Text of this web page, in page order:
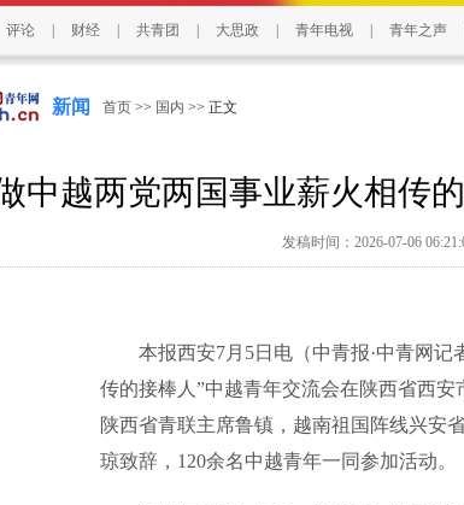
评论 财经 共青团 大思政 青年电视 青年之声
新闻 首页 >> 国内 >> 正文
中越两党两国事业薪火相传
发稿时间：2026-07-06
本报西安7月5日电（中青报·中青网记
传的接棒人”中越青年交流会在陕西省西安
陕西省青联主席鲁镇，越南祖国阵线兴安
琼致辞，120余名中越青年一同参加活动。